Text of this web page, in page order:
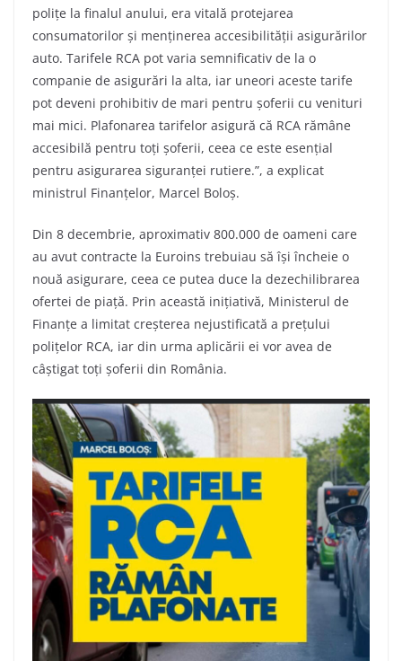
polițe la finalul anului, era vitală protejarea
consumatorilor și menținerea accesibilității asigurărilor
auto. Tarifele RCA pot varia semnificativ de la o
companie de asigurări la alta, iar uneori aceste tarife
pot deveni prohibitiv de mari pentru șoferii cu venituri
mai mici. Plafonarea tarifelor asigură că RCA rămâne
accesibilă pentru toți șoferii, ceea ce este esențial
pentru asigurarea siguranței rutiere.”, a explicat
ministrul Finanțelor, Marcel Boloș.
Din 8 decembrie, aproximativ 800.000 de oameni care
au avut contracte la Euroins trebuiau să își încheie o
nouă asigurare, ceea ce putea duce la dezechilibrarea
ofertei de piață. Prin această inițiativă, Ministerul de
Finanțe a limitat creșterea nejustificată a prețului
polițelor RCA, iar din urma aplicării ei vor avea de
câștigat toți șoferii din România.